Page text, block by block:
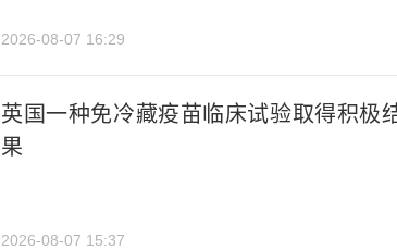
2026-08-07 16:29
英国一种免冷藏疫苗临床试验取得积极
果
2026-08-07 15:37